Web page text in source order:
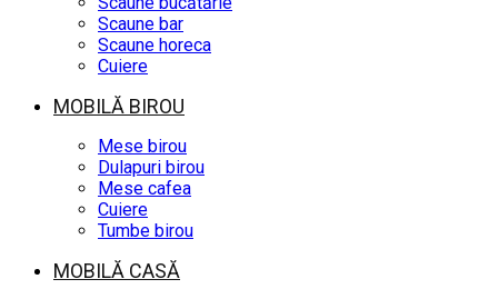
Scaune bar
Scaune horeca
Cuiere
MOBILĂ BIROU
Mese birou
Dulapuri birou
Mese cafea
Cuiere
Tumbe birou
MOBILĂ CASĂ